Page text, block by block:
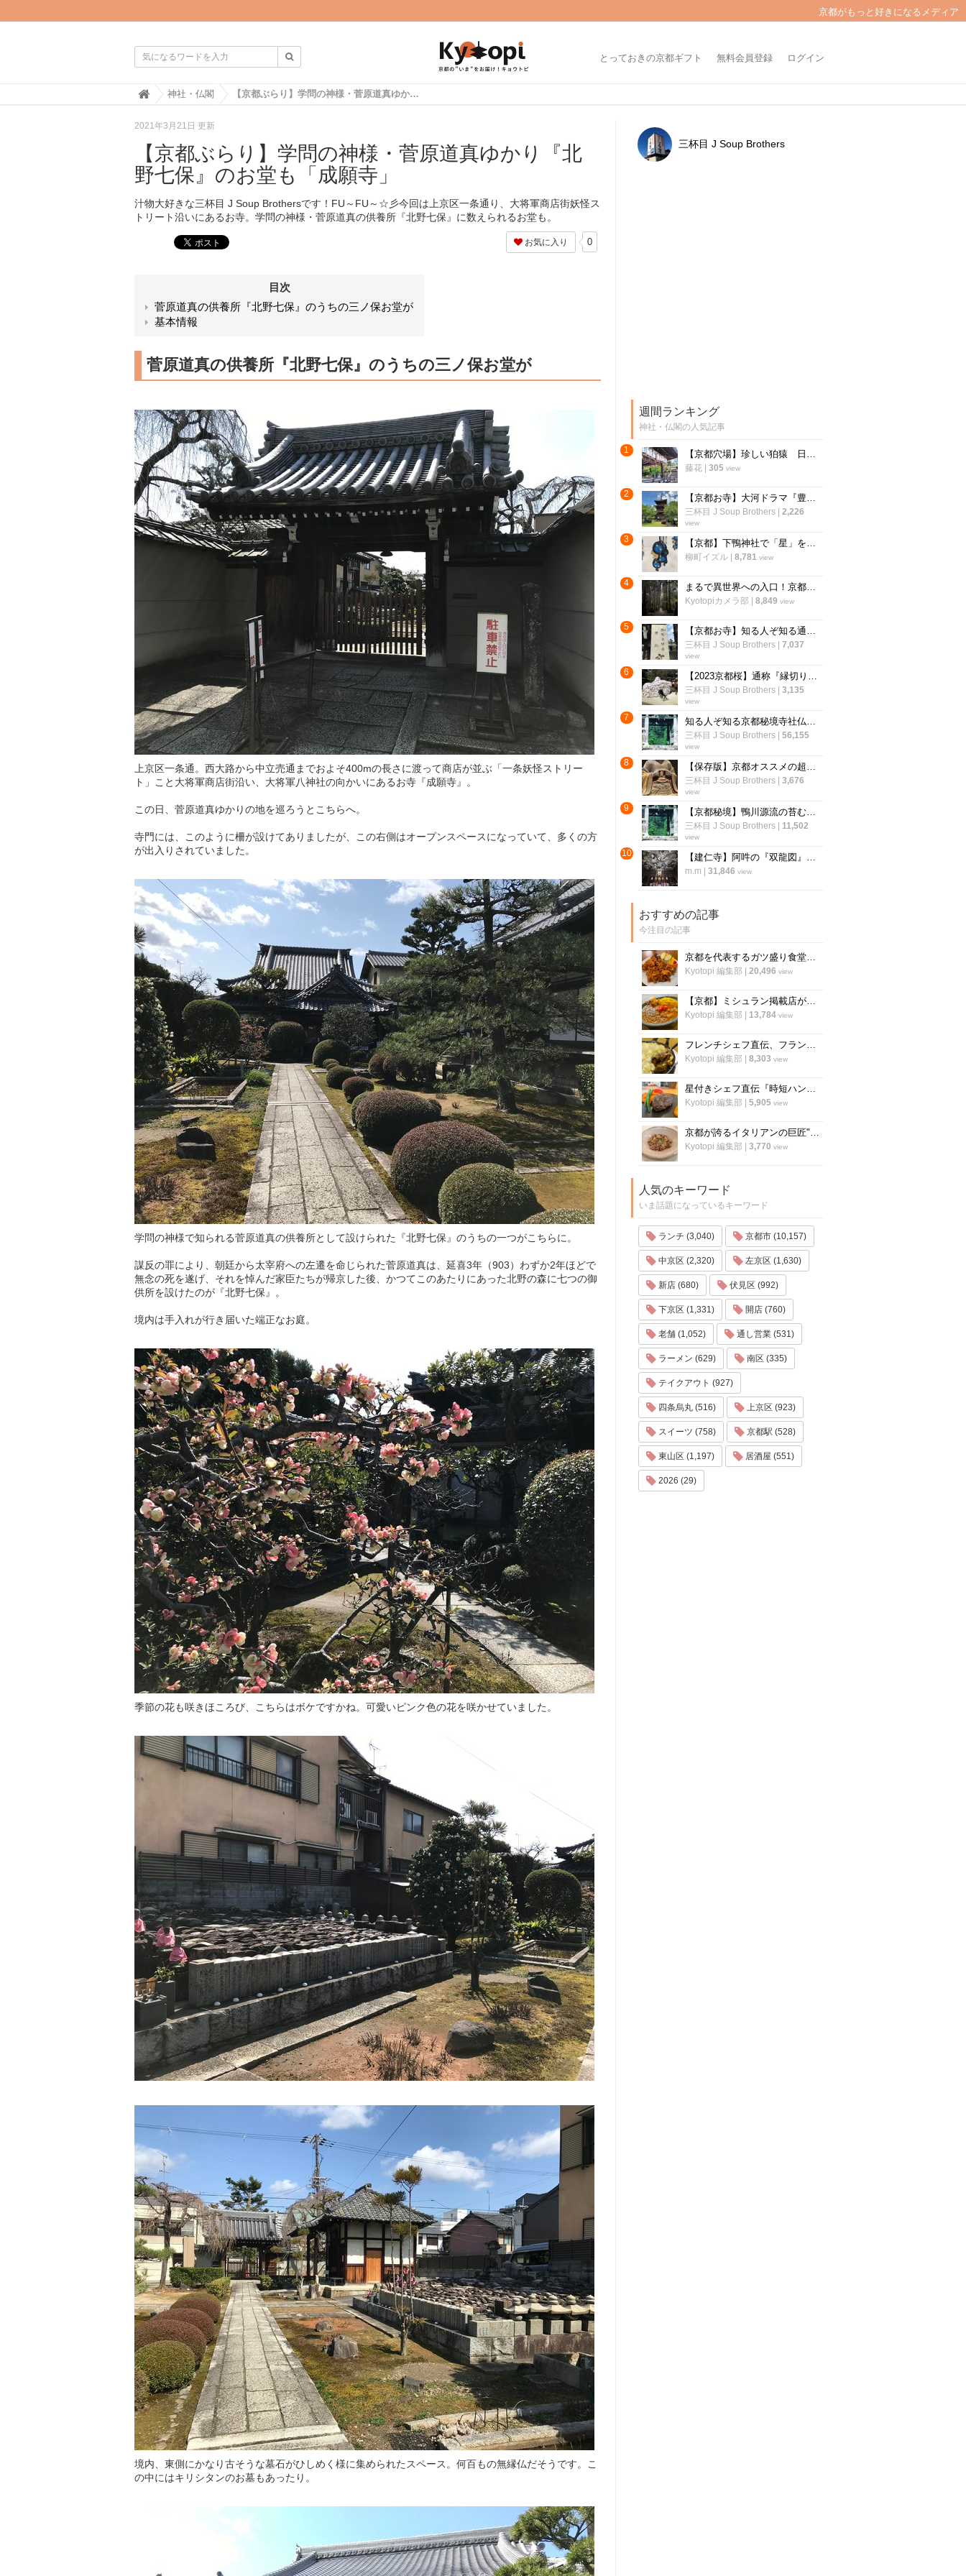
京都がもっと好きになるメディア
とっておきの京都ギフト 無料会員登録 ログイン
H
e
神社・仏閣 【京都ぶらり】学問の神様・菅原道真ゆかり『北野七保』のお堂も「成願寺」
2021年3月21日 更新
【京都ぶらり】学問の神様・菅原道真ゆかり『北
野七保』のお堂も「成願寺」
汁物大好きな三杯目 J Soup Brothersです！FU～FU～☆彡今回は上京区一条通り、大将軍商店街妖怪ス
トリート沿いにあるお寺。学問の神様・菅原道真の供養所『北野七保』に数えられるお堂も。
お気に入り 0
目次
菅原道真の供養所『北野七保』のうちの三ノ保お堂が
基本情報
菅原道真の供養所『北野七保』のうちの三ノ保お堂が
上京区一条通。西大路から中立売通までおよそ400mの長さに渡って商店が並ぶ「一条妖怪ストリー
ト」こと大将軍商店街沿い、大将軍八神社の向かいにあるお寺『成願寺』。
この日、菅原道真ゆかりの地を巡ろうとこちらへ。
寺門には、このように柵が設けてありましたが、この右側はオープンスペースになっていて、多くの方
が出入りされていました。
学問の神様で知られる菅原道真の供養所として設けられた『北野七保』のうちの一つがこちらに。
謀反の罪により、朝廷から太宰府への左遷を命じられた菅原道真は、延喜3年（903）わずか2年ほどで
無念の死を遂げ、それを悼んだ家臣たちが帰京した後、かつてこのあたりにあった北野の森に七つの御
供所を設けたのが『北野七保』。
境内は手入れが行き届いた端正なお庭。
季節の花も咲きほころび、こちらはボケですかね。可愛いピンク色の花を咲かせていました。
境内、東側にかなり古そうな墓石がひしめく様に集められたスペース。何百もの無縁仏だそうです。こ
の中にはキリシタンのお墓もあったり。
三杯目 J Soup Brothers
週間ランキング
神社・仏閣の人気記事
1 【京都穴場】珍しい狛猿 日吉山王七神をお祀りする「新日吉神宮」
藤花| 305 view
2 【京都お寺】大河ドラマ『豊臣兄弟』で注目☆秀吉が一夜で三重塔建立の通称“宝寺”「宝積寺」
三杯目 J Soup Brothers| 2,226
view
3 【京都】下鴨神社で「星」をモチーフにした「四季守」が限定授与
柳町イズル| 8,781 view
4 まるで異世界への入口！京都の穴場パワースポット「賀茂神社」【京北町】
Kyotopiカメラ部 8,849 view
5 【京都お寺】知る人ぞ知る通称『賽（さい）の河原』で知られる西院立地「高山寺」
三杯目 J Soup Brothers| 7,037
view
6 【2023京都桜】通称『縁切り神社』は行列必至☆参道の桜はまだつぼみ「安井金比羅宮」
三杯目 J Soup Brothers| 3,135
view
7 知る人ぞ知る京都秘境寺社仏閣☆ジブリ映画モデル～“日本のピラミッド”禁足地【厳選６か所】
三杯目 J Soup Brothers| 56,155
view
8 【保存版】京都オススメの超マニアック仏像☆開胸から釈迦顔～口から小仏像【厳選５件】
三杯目 J Soup Brothers| 3,676
view
9 【京都秘境】鴨川源流の苔むした霊場☆ジブリ映画『もののけ姫』モデル寺院「志明院」
三杯目 J Soup Brothers| 11,502
view
10 【建仁寺】阿吽の『双龍図』は圧巻の迫力！一見の価値あり♪【京都 祇園】
m.m 31,846 view
おすすめの記事
今注目の記事
京都を代表するガツ盛り食堂「ハイライト」の名物メニュー”唐揚げ”の作り方
Kyotopi 編集部 20,496 view
【京都】ミシュラン掲載店がスパイスカレーのレシピ公開！カレー専門店「カレープラント」スパイスカレーのレシピ公開！
Kyotopi 編集部 13,784 view
フレンチシェフ直伝、フランスの家庭料理『ジャガイモとミートソースのグラタン』の作り方
Kyotopi 編集部 8,303 view
星付きシェフ直伝『時短ハンバーグ』の作り方！”合わせ調味料”が決め手！フランス料理「レーヌ デ プレ」
Kyotopi 編集部 5,905 view
京都が誇るイタリアンの巨匠"笹島シェフ"の料理動画第二弾！今度はリゾット！
Kyotopi 編集部 3,770 view
人気のキーワード
いま話題になっているキーワード
ランチ (3,040) 京都市 (10,157)
中京区 (2,320) 左京区 (1,630)
新店 (680) 伏見区 (992)
下京区 (1,331) 開店 (760)
老舗 (1,052) 通し営業 (531)
ラーメン (629) 南区 (335)
テイクアウト (927)
四条烏丸 (516) 上京区 (923)
スイーツ (758) 京都駅 (528)
東山区 (1,197) 居酒屋 (551)
2026 (29)